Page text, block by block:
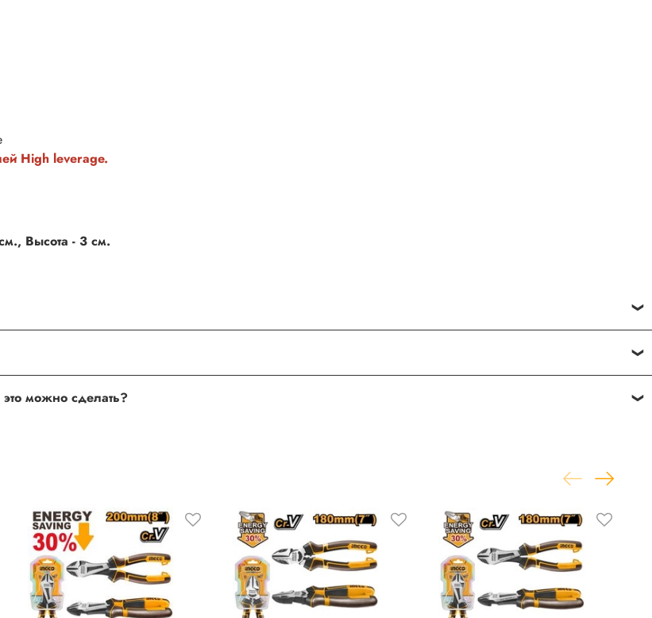
High leverage.
Высота - 3 см.